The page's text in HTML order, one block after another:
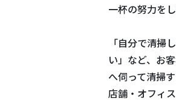
一杯の努力を
「自分で清掃
い」など、お
へ伺って清掃
店舗・オフィ